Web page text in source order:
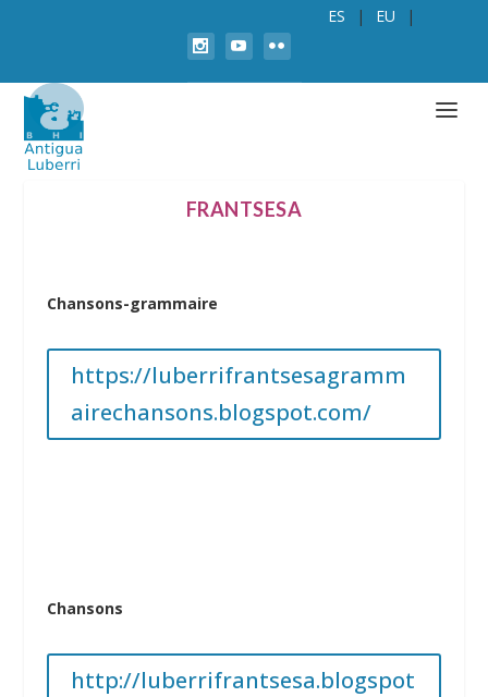
EU
ES
FRANTSESA
Chansons-grammaire
https://luberrifrantsesagramm
airechansons.blogspot.com/
Chansons
http://luberrifrantsesa.blogspot